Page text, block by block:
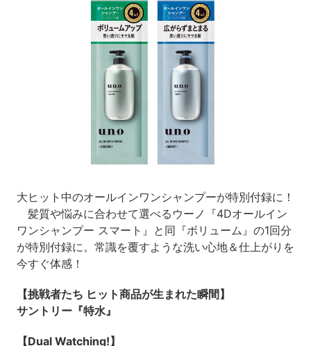
大ヒット中のオールインワンシャンプーが特別付録に！
髪質や悩みに合わせて選べるウーノ『4Dオールイン
ワンシャンプー スマート』と同『ボリューム』の1回分
が特別付録に。常識を覆すような洗い心地＆仕上がりを
今すぐ体感！
【挑戦者たち ヒット商品が生まれた瞬間】
サントリー『特水』
【Dual Watching!】